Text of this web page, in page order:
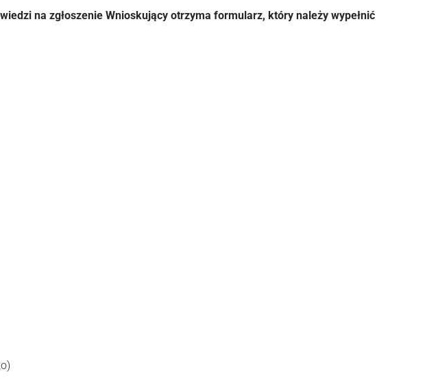
na zgłoszenie Wnioskujący otrzyma formularz, który należy wypełnić